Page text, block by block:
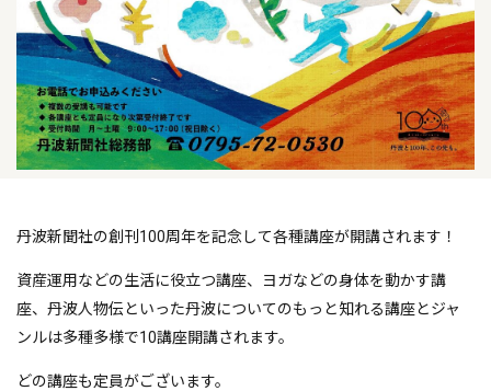
丹波新聞社の創刊100周年を記念して各種講座が開講されます！
資産運用などの生活に役立つ講座、ヨガなどの身体を動かす講
座、丹波人物伝といった丹波についてのもっと知れる講座とジャ
ンルは多種多様で10講座開講されます。
どの講座も定員がございます。